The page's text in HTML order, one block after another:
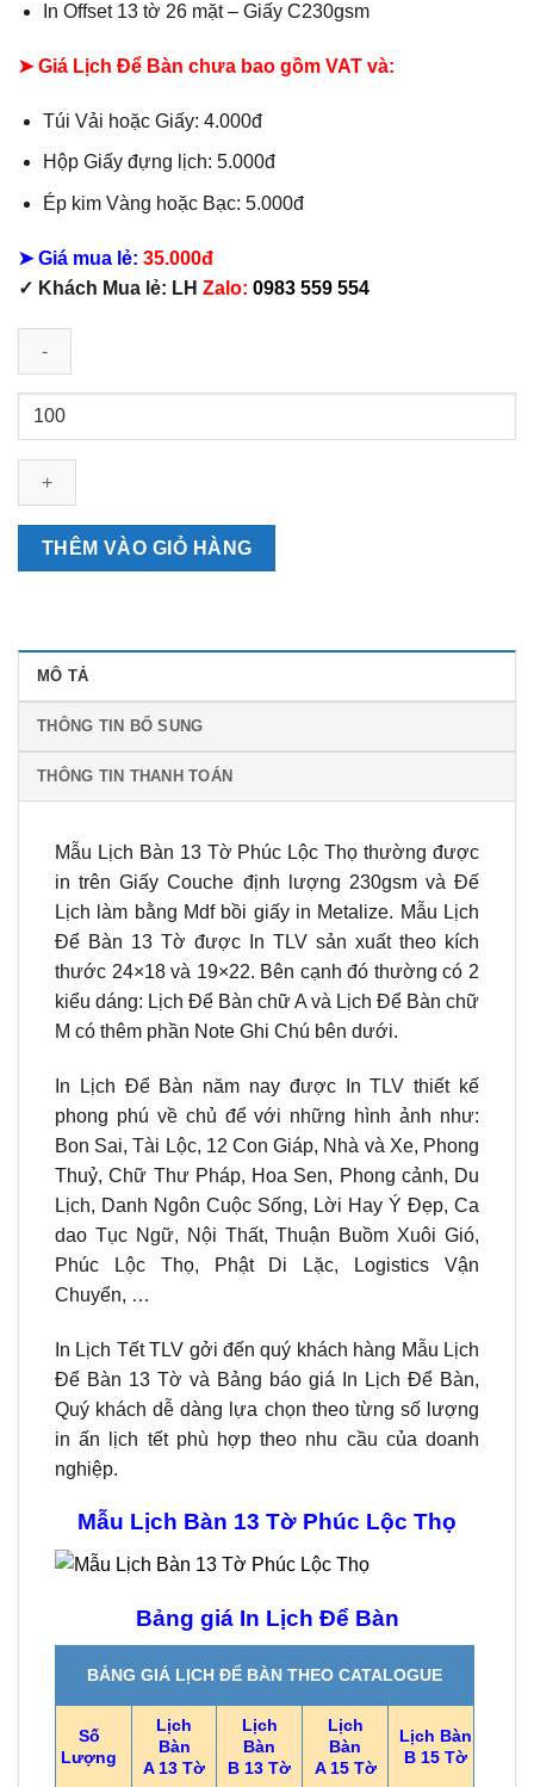
In Offset 13 tờ 26 mặt – Giấy C230gsm
➤ Giá Lịch Để Bàn chưa bao gồm VAT và:
Túi Vải hoặc Giấy: 4.000đ
Hộp Giấy đựng lịch: 5.000đ
Ép kim Vàng hoặc Bạc: 5.000đ
➤ Giá mua lẻ: 35.000đ
✓ Khách Mua lẻ: LH Zalo: 0983 559 554
Mẫu
Bàn
Phúc
Lộc
lượng
THÊM VÀO GIỎ HÀNG
MÔ TẢ
THÔNG TIN BỔ SUNG
THÔNG TIN THANH TOÁN
Mẫu Lịch Bàn 13 Tờ Phúc Lộc Thọ thường được
in trên Giấy Couche định lượng 230gsm và Đế
Lịch làm bằng Mdf bồi giấy in Metalize. Mẫu Lịch
Để Bàn 13 Tờ được In TLV sản xuất theo kích
thước 24×18 và 19×22. Bên cạnh đó thường có 2
kiểu dáng: Lịch Để Bàn chữ A và Lịch Để Bàn chữ
M có thêm phần Note Ghi Chú bên dưới.
In Lịch Để Bàn năm nay được In TLV thiết kế
phong phú về chủ để với những hình ảnh như:
Bon Sai, Tài Lộc, 12 Con Giáp, Nhà và Xe, Phong
Thuỷ, Chữ Thư Pháp, Hoa Sen, Phong cảnh, Du
Lịch, Danh Ngôn Cuộc Sống, Lời Hay Ý Đẹp, Ca
dao Tục Ngữ, Nội Thất, Thuận Buồm Xuôi Gió,
Phúc Lộc Thọ, Phật Di Lặc, Logistics Vận
Chuyển, …
In Lịch Tết TLV gởi đến quý khách hàng Mẫu Lịch
Để Bàn 13 Tờ và Bảng báo giá In Lịch Để Bàn,
Quý khách dễ dàng lựa chọn theo từng số lượng
in ấn lịch tết phù hợp theo nhu cầu của doanh
nghiệp.
Mẫu Lịch Bàn 13 Tờ Phúc Lộc Thọ
Bảng giá In Lịch Để Bàn
BẢNG GIÁ LỊCH ĐỂ BÀN THEO CATALOGUE
Số
Lượng
Lịch
Bàn
A 13 Tờ
Lịch
Bàn
B 13 Tờ
Lịch
Bàn
A 15 Tờ
Lịch Bàn
B 15 Tờ